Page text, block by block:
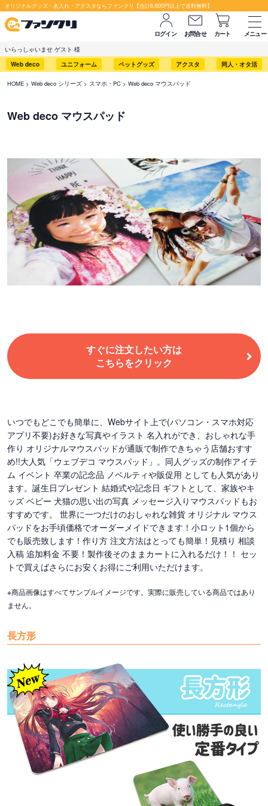
オリジナルグッズ・名入れ・アクスタならファンクリ【合計6,600円以上で送料無料】
ログイン お問合せ カート
メニュー
いらっしゃいませ ゲスト 様
Web deco
ユニフォーム ペットグッズ アクスタ 同人・オタ活
HOME Web deco シリーズ スマホ・PC Web deco マウスパッド
Web deco マウスパッド
すぐに注文したい方は
こちらをクリック
いつでもどこでも簡単に、Webサイト上で(パソコン・スマホ対応
アプリ不要)お好きな写真やイラスト 名入れができ、おしゃれな手
作り オリジナルマウスパッドが通販で制作できちゃう店舗おすす
め!!大人気「ウェブデコ マウスパッド」。同人グッズの制作アイテ
ム イベント 卒業の記念品 ノベルティや販促用 としても人気があり
ます。誕生日プレゼント 結婚式や記念日 ギフトとして、家族やキ
ッズ ベビー 犬猫の思い出の写真 メッセージ入りマウスパッドもお
すすめです。 世界に一つだけのおしゃれな雑貨 オリジナル マウス
パッドをお手頃価格でオーダーメイドできます！小ロット1個から
でも販売致します！作り方 注文方法はとっても簡単！見積り 相談
入稿 追加料金 不要！製作後そのままカートに入れるだけ！！ セッ
トで買えばさらにお安くお得にご利用いただけます。
※商品画像はすべてサンプルイメージです。実際に販売している商品ではあり
ません。
長方形